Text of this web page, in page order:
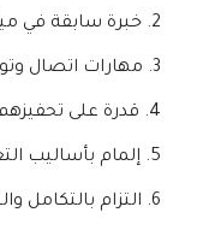
خبرة سابقة في
مهارات اتصال
قدرة على
إلمام بأساليب
التزام بالتكامل